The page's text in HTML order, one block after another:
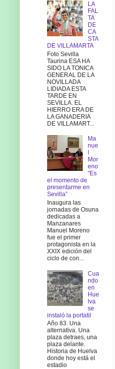
LA
FAL
TA
DE
CA
STA
DE VILLAMARTA
Foto Sevilla
Taurina ESA HA
SIDO LA TONICA
GENERAL DE LA
NOVILLADA
LIDIADA ESTA
TARDE EN
SEVILLA. EL
HIERRO ERA DE
LA GANADERIA
DE VILLAMART...
Ma
nue
Mor
eno
"Es
el momento de
presentarme en
Sevilla”
Inaugura las
jornadas de Osuna
dedicadas a
Manzanares
Manuel Moreno
fue el primer
protagonista en la
XXIX edición del
ciclo de con...
Cua
ndo
en
Hue
lva
se
instaló la portatil
Año 83. Una
alternativa. Una
plaza detraes, una
plaza delante.
Historia de Huelva
donde hoy está el
estadio